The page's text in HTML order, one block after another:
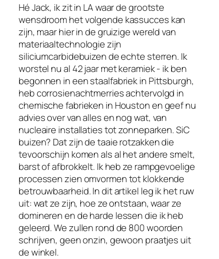
Hé Jack, ik zit in LA waar de grootste
wensdroom het volgende kassucces kan
zijn, maar hier in de gruizige wereld van
materiaaltechnologie zijn
siliciumcarbidebuizen de echte sterren. Ik
worstel nu al 42 jaar met keramiek - ik ben
begonnen in een staalfabriek in Pittsburgh,
heb corrosienachtmerries achtervolgd in
chemische fabrieken in Houston en geef nu
advies over van alles en nog wat, van
nucleaire installaties tot zonneparken. SiC
buizen? Dat zijn de taaie rotzakken die
tevoorschijn komen als al het andere smelt,
barst of afbrokkelt. Ik heb ze rampgevoelige
processen zien omvormen tot klokkende
betrouwbaarheid. In dit artikel leg ik het ruw
uit: wat ze zijn, hoe ze ontstaan, waar ze
domineren en de harde lessen die ik heb
geleerd. We zullen rond de 800 woorden
schrijven, geen onzin, gewoon praatjes uit
de winkel.